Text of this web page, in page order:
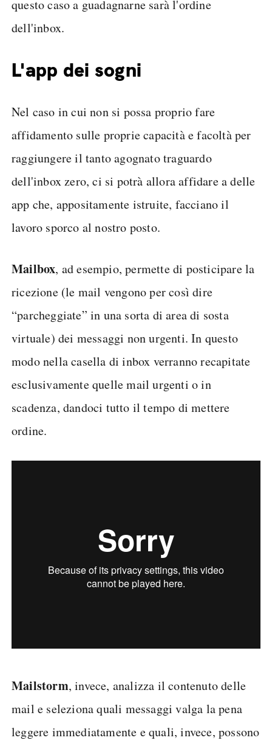
questo caso a guadagnarne sarà l'ordine
dell'inbox.
L'app dei sogni
Nel caso in cui non si possa proprio fare
affidamento sulle proprie capacità e facoltà per
raggiungere il tanto agognato traguardo
dell'inbox zero, ci si potrà allora affidare a delle
app che, appositamente istruite, facciano il
lavoro sporco al nostro posto.
Mailbox, ad esempio, permette di posticipare la
ricezione (le mail vengono per così dire
“parcheggiate” in una sorta di area di sosta
virtuale) dei messaggi non urgenti. In questo
modo nella casella di inbox verranno recapitate
esclusivamente quelle mail urgenti o in
scadenza, dandoci tutto il tempo di mettere
ordine.
Mailstorm, invece, analizza il contenuto delle
mail e seleziona quali messaggi valga la pena
leggere immediatamente e quali, invece, possono